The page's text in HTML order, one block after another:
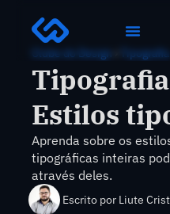
Clube do Design Tipografia
Estilos
Aprenda sobre os
tipográficas inteiras
através deles.
Escrito por Liute